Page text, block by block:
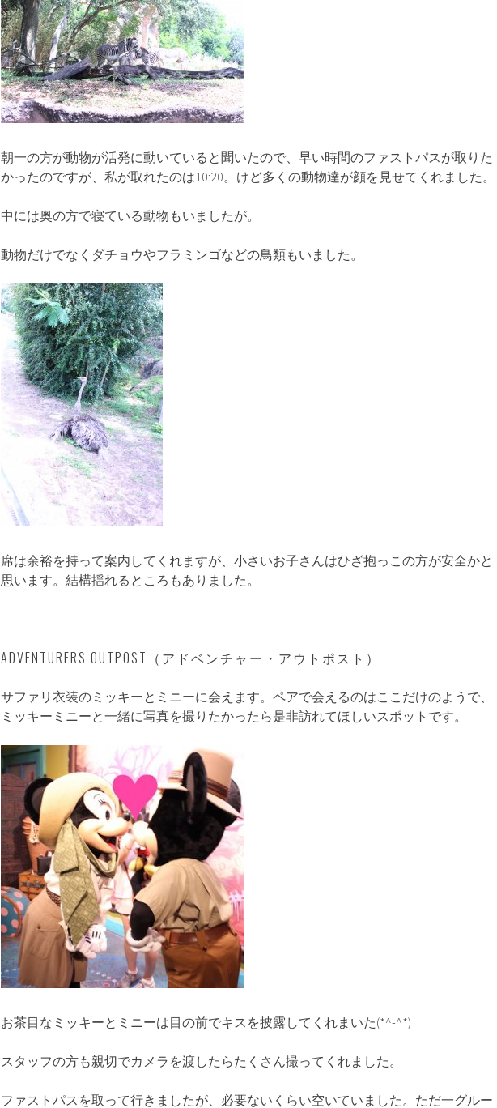
朝一の方が動物が活発に動いていると聞いたので、早い時間のファストパスが取りた
かったのですが、私が取れたのは10:20。けど多くの動物達が顔を見せてくれました。
中には奥の方で寝ている動物もいましたが。
動物だけでなくダチョウやフラミンゴなどの鳥類もいました。
席は余裕を持って案内してくれますが、小さいお子さんはひざ抱っこの方が安全かと
思います。結構揺れるところもありました。
ADVENTURERS OUTPOST（アドベンチャー・アウトポスト）
サファリ衣装のミッキーとミニーに会えます。ペアで会えるのはここだけのようで、
ミッキーミニーと一緒に写真を撮りたかったら是非訪れてほしいスポットです。
お茶目なミッキーとミニーは目の前でキスを披露してくれまいた(*^-^*)
スタッフの方も親切でカメラを渡したらたくさん撮ってくれました。
ファストパスを取って行きましたが、必要ないくらい空いていました。ただ一グルー